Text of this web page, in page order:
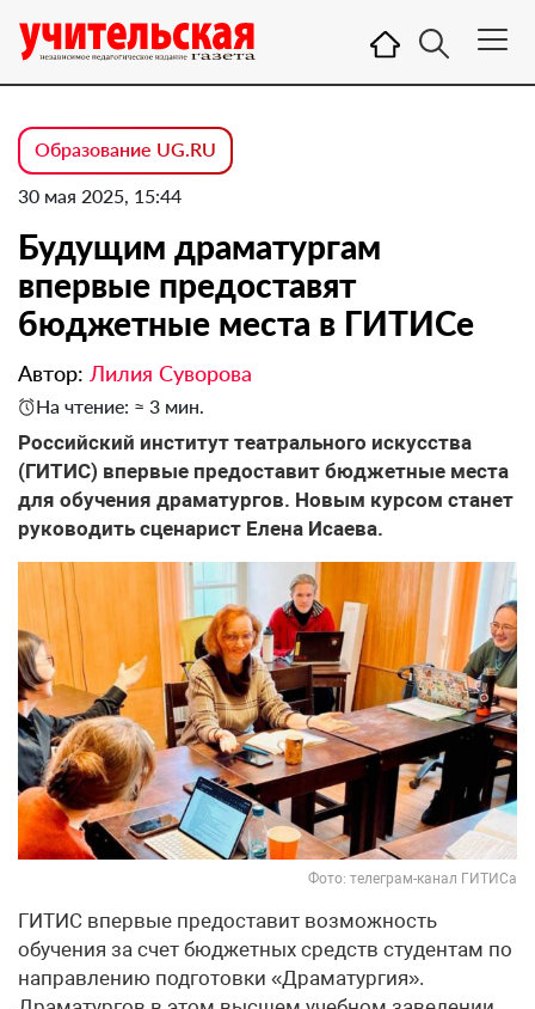
Образование UG.RU
30 мая 2025, 15:44
Будущим драматургам
впервые предоставят
бюджетные места в ГИТИСе
Автор: Лилия Суворова
На чтение: ≈ 3 мин.
Российский институт театрального искусства
(ГИТИС) впервые предоставит бюджетные места
для обучения драматургов. Новым курсом станет
руководить сценарист Елена Исаева.
Фото: телеграм-канал ГИТИСа
ГИТИС впервые предоставит возможность
обучения за счет бюджетных средств студентам по
направлению подготовки «Драматургия».